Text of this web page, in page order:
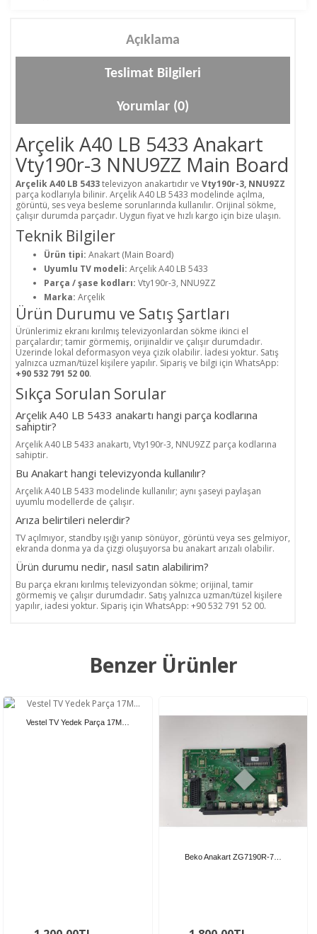
Açıklama
Teslimat Bilgileri
Yorumlar (0)
Arçelik A40 LB 5433 Anakart
Vty190r-3 NNU9ZZ Main Board
Arçelik A40 LB 5433televizyon anakartıdır ve Vty190r-3, NNU9ZZ
parça kodlarıyla bilinir. Arçelik A40 LB 5433 modelinde açılma,
görüntü, ses veya besleme sorunlarında kullanılır. Orijinal sökme,
çalışır durumda parçadır. Uygun fiyat ve hızlı kargo için bize ulaşın.
Teknik Bilgiler
Ürün tipi: Anakart (Main Board)
Uyumlu TV modeli: Arçelik A40 LB 5433
Parça / şase kodları: Vty190r-3, NNU9ZZ
Marka: Arçelik
Ürün Durumu ve Satış Şartları
Ürünlerimiz ekranı kırılmış televizyonlardan sökme ikinci el
parçalardır; tamir görmemiş, orijinaldir ve çalışır durumdadır.
Üzerinde lokal deformasyon veya çizik olabilir. İadesi yoktur. Satış
yalnızca uzman/tüzel kişilere yapılır. Sipariş ve bilgi için WhatsApp:
+90 532 791 52 00.
Sıkça Sorulan Sorular
Arçelik A40 LB 5433 anakartı hangi parça kodlarına
sahiptir?
Arçelik A40 LB 5433 anakartı, Vty190r-3, NNU9ZZ parça kodlarına
sahiptir.
Bu Anakart hangi televizyonda kullanılır?
Arçelik A40 LB 5433 modelinde kullanılır; aynı şaseyi paylaşan
uyumlu modellerde de çalışır.
Arıza belirtileri nelerdir?
TV açılmıyor, standby ışığı yanıp sönüyor, görüntü veya ses gelmiyor,
ekranda donma ya da çizgi oluşuyorsa bu anakart arızalı olabilir.
Ürün durumu nedir, nasıl satın alabilirim?
Bu parça ekranı kırılmış televizyondan sökme; orijinal, tamir
görmemiş ve çalışır durumdadır. Satış yalnızca uzman/tüzel kişilere
yapılır, iadesi yoktur. Sipariş için WhatsApp: +90 532 791 52 00.
Benzer Ürünler
Vestel TV Yedek Parça 17M…
Beko Anakart ZG7190R-7…